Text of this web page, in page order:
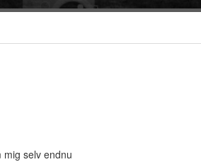
mig selv endnu